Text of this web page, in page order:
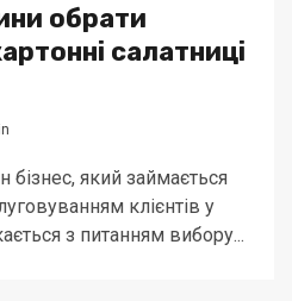
обрати
салатниці
бізнес, який займається
клієнтів у
з питанням вибору...